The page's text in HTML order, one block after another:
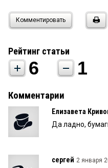
Комментировать
Рейтинг статьи
6 1
Комментарии
Елизавета
Да ладно,
сергей 2 января